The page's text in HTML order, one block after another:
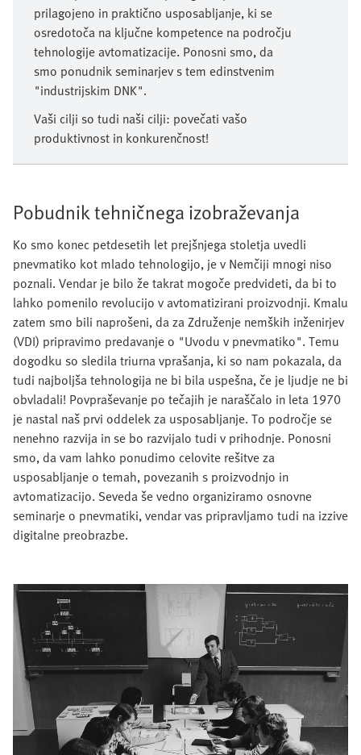
prilagojeno in praktično usposabljanje, ki se
osredotoča na ključne kompetence na področju
tehnologije avtomatizacije. Ponosni smo, da
smo ponudnik seminarjev s tem edinstvenim
"industrijskim DNK".
Vaši cilji so tudi naši cilji: povečati vašo
produktivnost in konkurenčnost!
Pobudnik tehničnega izobraževanja
Ko smo konec petdesetih let prejšnjega stoletja uvedli
pnevmatiko kot mlado tehnologijo, je v Nemčiji mnogi niso
poznali. Vendar je bilo že takrat mogoče predvideti, da bi to
lahko pomenilo revolucijo v avtomatizirani proizvodnji. Kmalu
zatem smo bili naprošeni, da za Združenje nemških inženirjev
(VDI) pripravimo predavanje o "Uvodu v pnevmatiko". Temu
dogodku so sledila triurna vprašanja, ki so nam pokazala, da
tudi najboljša tehnologija ne bi bila uspešna, če je ljudje ne bi
obvladali! Povpraševanje po tečajih je naraščalo in leta 1970
je nastal naš prvi oddelek za usposabljanje. To področje se
nenehno razvija in se bo razvijalo tudi v prihodnje. Ponosni
smo, da vam lahko ponudimo celovite rešitve za
usposabljanje o temah, povezanih s proizvodnjo in
avtomatizacijo. Seveda še vedno organiziramo osnovne
seminarje o pnevmatiki, vendar vas pripravljamo tudi na izzive
digitalne preobrazbe.